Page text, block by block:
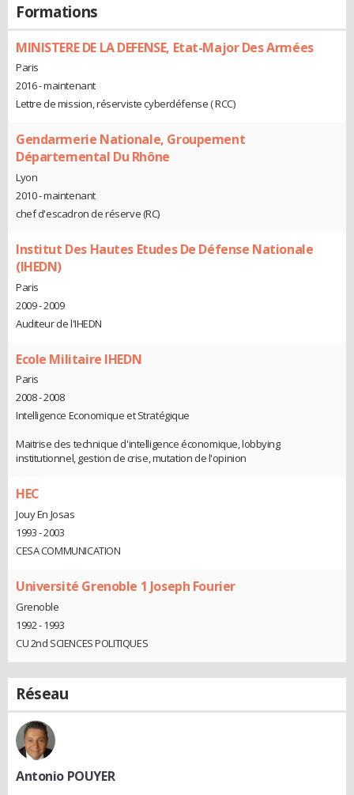
Formations
MINISTERE DE LA DEFENSE, Etat-Major Des Armées
Paris
2016 - maintenant
Lettre de mission, réserviste cyberdéfense ( RCC)
Gendarmerie Nationale, Groupement
Départemental Du Rhône
Lyon
2010 - maintenant
chef d'escadron de réserve (RC)
Institut Des Hautes Etudes De Défense Nationale
(IHEDN)
Paris
2009 - 2009
Auditeur de l'IHEDN
Ecole Militaire IHEDN
Paris
2008 - 2008
Intelligence Economique et Stratégique
Maitrise des technique d'intelligence économique, lobbying
institutionnel, gestion de crise, mutation de l'opinion
HEC
Jouy En Josas
1993 - 2003
CESA COMMUNICATION
Université Grenoble 1 Joseph Fourier
Grenoble
1992 - 1993
CU 2nd SCIENCES POLITIQUES
Réseau
Antonio POUYER